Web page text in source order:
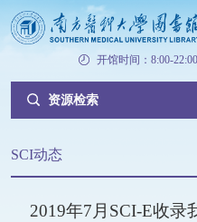
开馆时间：8:00-22:00
资源检索
SCI动态
2019年7月SCI-E收录